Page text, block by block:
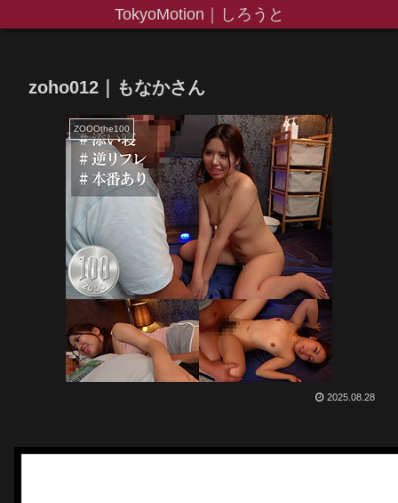
TokyoMotion｜しろうと
zoho012｜もなかさん
ZOOOthe100
2025.08.28